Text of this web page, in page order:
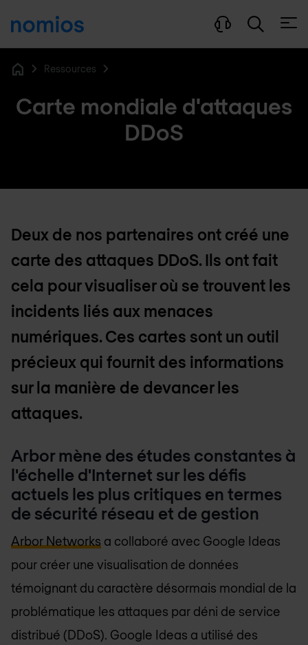
Ressources
Carte mondiale d'attaques
DDoS
Deux de nos partenaires ont créé une
carte des attaques DDoS. Ils ont fait
cela pour visualiser où se trouvent les
incidents liés aux menaces
numériques. Ces cartes sont un outil
précieux qui fournit des informations
sur la manière de devancer les
attaques.
Arbor mène des études constantes à
l'échelle d'Internet sur les défis
actuels les plus critiques en termes
de sécurité réseau et de gestion
Arbor Networks a collaboré avec Google Ideas
pour créer une visualisation de données
témoignant du caractère désormais mondial de la
problématique les attaques par déni de service
distribué (DDoS). Google Ideas a utilisé des